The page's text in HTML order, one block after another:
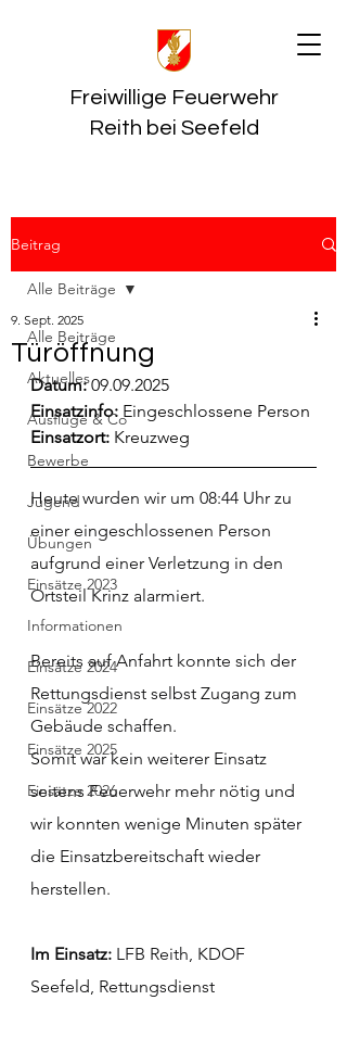
Freiwillige Feuerwehr
Reith bei Seefeld
Beitrag
Alle Beiträge
Aktuelles
Ausflüge & Co
Bewerbe
Jugend
Übungen
Einsätze 2023
Informationen
Einsätze 2024
Einsätze 2022
Einsätze 2025
Einsätze 2026
Alle Beiträge
Türöffnung
9. Sept. 2025
Datum: 09.09.2025
Einsatzinfo: Eingeschlossene Person
Einsatzort: Kreuzweg
Heute wurden wir um 08:44 Uhr zu
einer eingeschlossenen Person
aufgrund einer Verletzung in den
Ortsteil Krinz alarmiert.
Bereits auf Anfahrt konnte sich der
Rettungsdienst selbst Zugang zum
Gebäude schaffen.
Somit war kein weiterer Einsatz
seitens Feuerwehr mehr nötig und
wir konnten wenige Minuten später
die Einsatzbereitschaft wieder
herstellen.
Im Einsatz: LFB Reith, KDOF
Seefeld, Rettungsdienst